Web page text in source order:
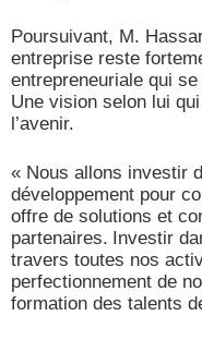
Poursuivant, M.
entreprise reste
entrepreneuriale qui
Une vision selon lui
l’avenir.
« Nous allons investir
développement pour
offre de solutions et
partenaires. Investir
travers toutes nos
perfectionnement de
formation des talents